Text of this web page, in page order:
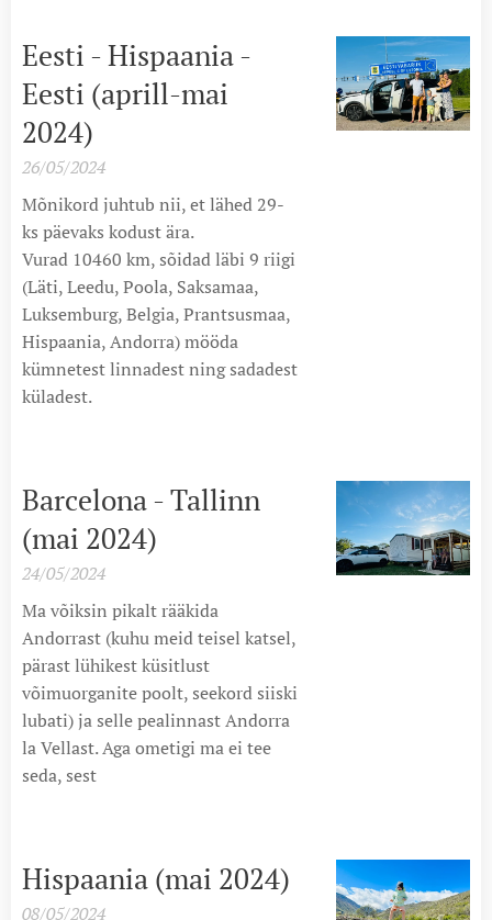
Eesti - Hispaania -
Eesti (aprill-mai
2024)
26/05/2024
Mõnikord juhtub nii, et lähed 29-
ks päevaks kodust ära.
Vurad 10460 km, sõidad läbi 9 riigi
(Läti, Leedu, Poola, Saksamaa,
Luksemburg, Belgia, Prantsusmaa,
Hispaania, Andorra) mööda
kümnetest linnadest ning sadadest
küladest.
Barcelona - Tallinn
(mai 2024)
24/05/2024
Ma võiksin pikalt rääkida
Andorrast (kuhu meid teisel katsel,
pärast lühikest küsitlust
võimuorganite poolt, seekord siiski
lubati) ja selle pealinnast Andorra
la Vellast. Aga ometigi ma ei tee
seda, sest
Hispaania (mai 2024)
08/05/2024